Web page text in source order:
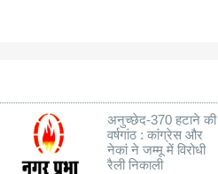
अनुच्छेद-370 हटाने की
वर्षगांठ : कांग्रेस और
नेकां ने जम्मू में विरोधी
रैली निकाली